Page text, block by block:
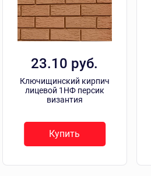
23.10 руб.
Ключищинский кирпич
лицевой 1НФ персик
византия
Купить